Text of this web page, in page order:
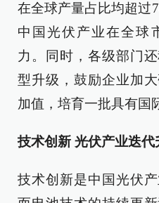
在全球产量占比均超过
中国光伏产业在全球
力。同时，各级部门
型升级，鼓励企业加
加值，培育一批具有国
技术创新 光伏产业迭
技术创新是中国光伏